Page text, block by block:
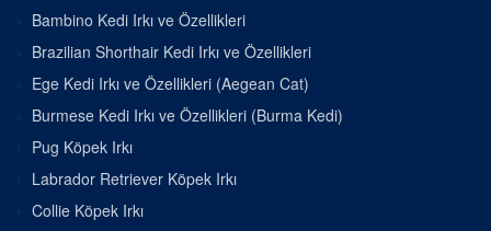
Bambino Kedi Irkı ve Özellikleri
Brazilian Shorthair Kedi Irkı ve Özellikleri
Ege Kedi Irkı ve Özellikleri (Aegean Cat)
Burmese Kedi Irkı ve Özellikleri (Burma Kedi)
Pug Köpek Irkı
Labrador Retriever Köpek Irkı
Collie Köpek Irkı